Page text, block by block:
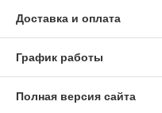
Доставка и оплата
График работы
Полная версия сайта